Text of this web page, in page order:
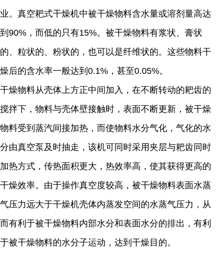
业。真空耙式干燥机中被干燥物料含水量或溶剂量高达
到90%，而低的只有15%。被干燥物料有浆状、膏状
的、粒状的、粉状的，也可以是纤维状的。这些物料干
燥后的含水率一般达到0.1%，甚至0.05%。
干燥物料从壳体上方正中间加入，在不断转动的耙齿的
搅拌下，物料与壳体壁接触时，表面不断更新，被干燥
物料受到蒸汽间接加热，而使物料水分气化，气化的水
分由真空泵及时抽走，该机可同时采用夹层与耙齿同时
加热方式，传热面积更大，热效率高，使其获得更高的
干燥效率。由于操作真空度较高，被干燥物料表面水蒸
气压力远大于干燥机壳体内蒸发空间的水蒸气压力，从
而有利于被干燥物料内部水分和表面水分的排出，有利
于被干燥物料的水分子运动，达到干燥目的。